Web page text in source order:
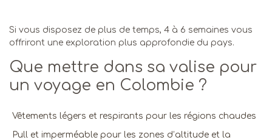
Si vous disposez de plus de temps, 4 à 6 semaines vous
offriront une exploration plus approfondie du pays.
Que mettre dans sa valise pour
un voyage en Colombie ?
Vêtements légers et respirants pour les régions chaudes
Pull et imperméable pour les zones d’altitude et la